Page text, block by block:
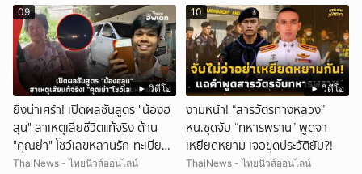
วิดีโอ
09
ยิ่งน่าเศร้า! เปิดผลชันสูตร "น้องฮ
ลุน" สาเหตุเสียชีวิตแท้จริง ด้าน
"คุณย่า" โชว์เลขหลานรัก-ทะเบียน
รถเคลื่อนร่าง!
ThaiNews - ไทยนิวส์ออนไลน์
วิดีโอ
10
งามหน้า! “สารวัตรทางหลวง”
หน.ชุดจับ “ทหารพราน” พูดจา
เหยียดหยาม เจอขุดประวัติยับ?!
ThaiNews - ไทยนิวส์ออนไลน์